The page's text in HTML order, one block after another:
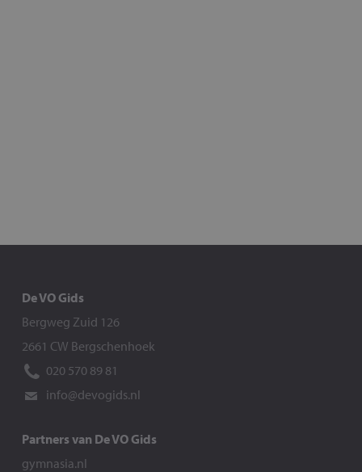
De VO Gids
Bergweg Zuid 126
2661 CW Bergschenhoek
020 570 89 81
info@devogids.nl
Partners van De VO Gids
gymnasia.nl